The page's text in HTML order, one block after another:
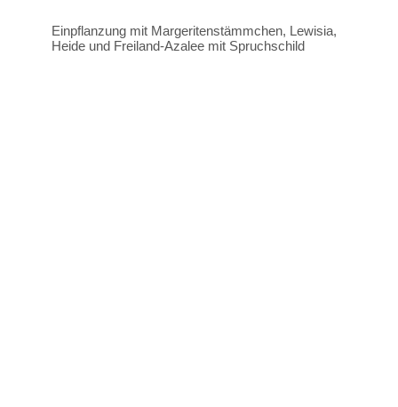
Einpflanzung mit Margeritenstämmchen, Lewisia,
Heide und Freiland-Azalee mit Spruchschild